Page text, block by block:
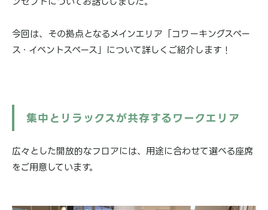
見学予約&お問い合わせ
施設利用規約 プライバシーポリシー
今回は、その拠点となるメインエリア「コワーキングスペー
ス・イベントスペース」について詳しくご紹介します！
集中とリラックスが共存するワークエリア
広々とした開放的なフロアには、用途に合わせて選べる座席
をご用意しています。